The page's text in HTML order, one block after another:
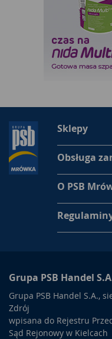
Sklepy
Obsługa
O PSB
Grupa PSB Handel
Grupa PSB Handel S.A.,
Zdrój
wpisana do Rejestru
Sąd Rejonowy w Kielcach